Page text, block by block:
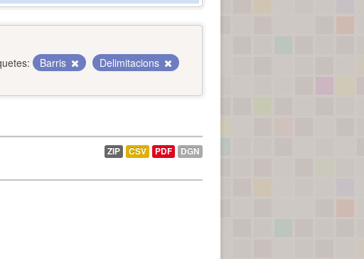
Barris
Delimitacions
ZIP CSV PDF DGN